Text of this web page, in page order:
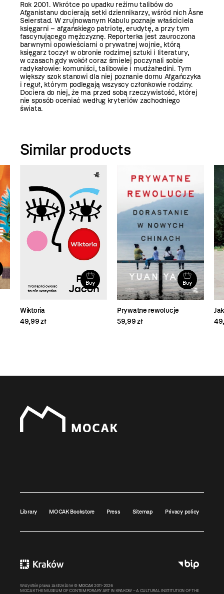
Rok 2001. Wkrótce po upadku reżimu talibów do
Afganistanu docierają setki dziennikarzy, wśród nich Åsne
Seierstad. W zruj­nowanym Kabulu poznaje właściciela
księgarni – afgańskiego patriotę, erudytę, a przy tym
fascynującego mężczyznę. Reporterka jest zauroczona
barwnymi opowieściami o pry­watnej wojnie, którą
księgarz toczył w obronie rodzimej sztuki i literatury,
w czasach gdy wokół coraz śmielej poczynali sobie
radykałowie: komuniści, talibowie i mudżahedini. Tym
większy szok stanowi dla niej poznanie domu Afgań­czyka
i reguł, którym podlegają wszyscy członkowie rodziny.
Dociera do niej, że ma przed sobą rzeczywistość, której
nie spo­sób oceniać według kryteriów zachodniego
świata.
Similar products
Buy
Wiktoria
49,99 zł
Buy
Prywatne rewolucje
59,99 zł
Library MOCAK Bookstore Press Sitemap Privacy policy
Wszystkie prawa zastrzeżone © MOCAK 2011-2026
MOCAK THE MUSEUM OF CONTEMPORARY ART IN KRAKOW – A CULTURAL INSTITUTION OF THE